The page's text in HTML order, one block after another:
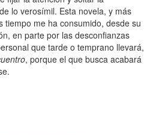
lo verosímil. Esta novela, y más
tiempo me ha consumido, desde su
en parte por las desconfianzas
que tarde o temprano llevará,
, porque el que busca acabará